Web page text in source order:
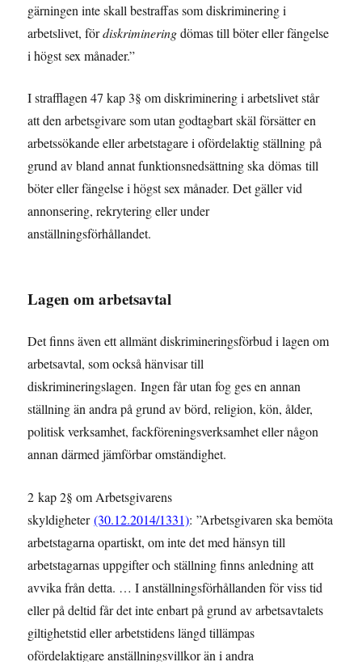
gärningen inte skall bestraffas som diskriminering i
arbetslivet, fördiskrimineringdömas till böter eller fängelse
i högst sex månader.”
I strafflagen 47 kap 3§ om diskriminering i arbetslivet står
att den arbetsgivare som utan godtagbart skäl försätter en
arbetssökande eller arbetstagare i ofördelaktig ställning på
grund av bland annat funktionsnedsättning ska dömas till
böter eller fängelse i högst sex månader. Det gäller vid
annonsering, rekrytering eller under
anställningsförhållandet.
Lagen om arbetsavtal
Det finns även ett allmänt diskrimineringsförbud i lagen om
arbetsavtal, som också hänvisar till
diskrimineringslagen. Ingen får utan fog ges en annan
ställning än andra på grund av börd, religion, kön, ålder,
politisk verksamhet, fackföreningsverksamhet eller någon
annan därmed jämförbar omständighet.
2 kap 2§ om Arbetsgivarens
skyldigheter(30.12.2014/1331): ”Arbetsgivaren ska bemöta
arbetstagarna opartiskt, om inte det med hänsyn till
arbetstagarnas uppgifter och ställning finns anledning att
avvika från detta. … I anställningsförhållanden för viss tid
eller på deltid får det inte enbart på grund av arbetsavtalets
giltighetstid eller arbetstidens längd tillämpas
ofördelaktigare anställningsvillkor än i andra